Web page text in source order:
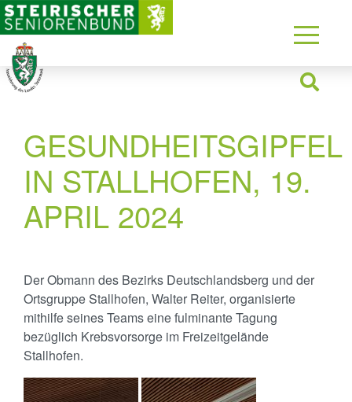
GESUNDHEITSGIPFEL
IN STALLHOFEN, 19.
APRIL 2024
Der Obmann des Bezirks Deutschlandsberg und der
Ortsgruppe Stallhofen, Walter Reiter, organisierte
mithilfe seines Teams eine fulminante Tagung
bezüglich Krebsvorsorge im Freizeitgelände
Stallhofen.